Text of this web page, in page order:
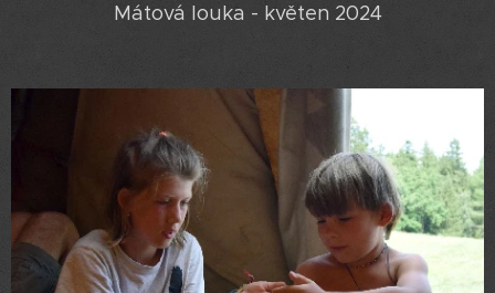
Mátová louka - květen 2024